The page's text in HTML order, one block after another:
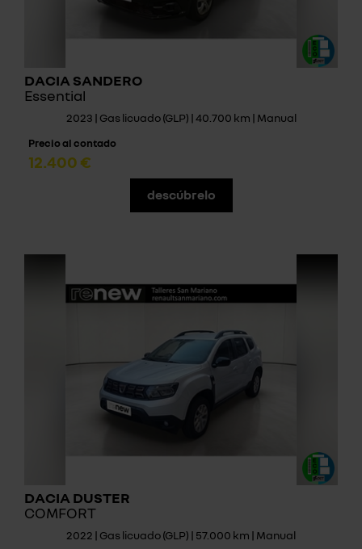
DACIA SANDERO
Essential
2023 | Gas licuado (GLP) | 40.700 km | Manual
Precio al contado
12.400 €
descúbrelo
DACIA DUSTER
COMFORT
2022 | Gas licuado (GLP) | 57.000 km | Manual